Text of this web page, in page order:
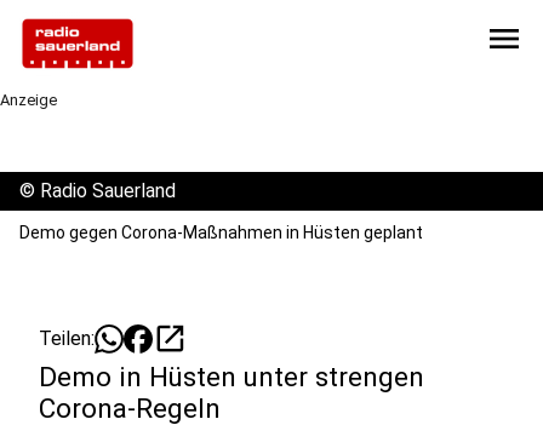
menu
Anzeige
© Radio Sauerland
Demo gegen Corona-Maßnahmen in Hüsten geplant
Teilen: open_in_new
Demo in Hüsten unter strengen
Corona-Regeln